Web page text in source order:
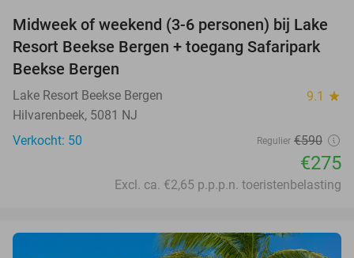
53%
Midweek of weekend (3-6 personen) bij Lake
Resort Beekse Bergen + toegang Safaripark
Beekse Bergen
Lake Resort Beekse Bergen 9.1 star
Hilvarenbeek, 5081 NJ
Verkocht: 50
Regulier €590
€275
Excl. ca. €2,65 p.p.p.n. toeristenbelasting